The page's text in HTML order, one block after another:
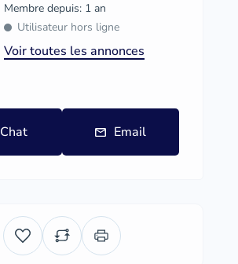
Membre depuis: 1 an
Utilisateur hors ligne
Voir toutes les annonces
Chat Email